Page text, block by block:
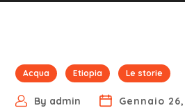
Acqua Etiopia Le storie
By admin Gennaio 26,